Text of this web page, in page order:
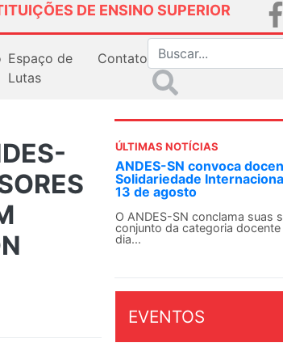
DE ENSINO SUPERIOR
Espaço de
Lutas
Contato
ÚLTIMAS NOTÍCIAS
ANDES-SN convoca
Solidariedade
13 de agosto
O ANDES-SN conclama suas
conjunto da categoria
dia...
EVENTOS